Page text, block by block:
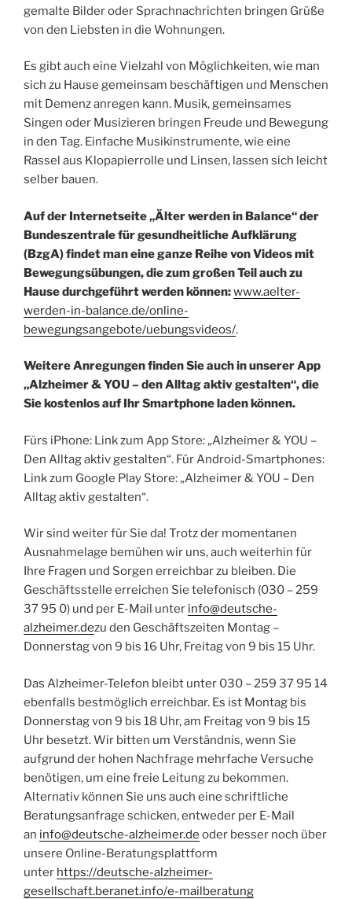
gemalte Bilder oder Sprachnachrichten bringen Grüße
von den Liebsten in die Wohnungen.
Es gibt auch eine Vielzahl von Möglichkeiten, wie man
sich zu Hause gemeinsam beschäftigen und Menschen
mit Demenz anregen kann. Musik, gemeinsames
Singen oder Musizieren bringen Freude und Bewegung
in den Tag. Einfache Musikinstrumente, wie eine
Rassel aus Klopapierrolle und Linsen, lassen sich leicht
selber bauen.
Auf der Internetseite „Älter werden in Balance“ der
Bundeszentrale für gesundheitliche Aufklärung
(BzgA) findet man eine ganze Reihe von Videos mit
Bewegungsübungen, die zum großen Teil auch zu
Hause durchgeführt werden können:www.aelter-
werden-in-balance.de/online-
bewegungsangebote/uebungsvideos/.
Weitere Anregungen finden Sie auch in unserer App
„Alzheimer & YOU – den Alltag aktiv gestalten“, die
Sie kostenlos auf Ihr Smartphone laden können.
Fürs iPhone: Link zum App Store: „Alzheimer & YOU –
Den Alltag aktiv gestalten“. Für Android-Smartphones:
Link zum Google Play Store: „Alzheimer & YOU – Den
Alltag aktiv gestalten“.
Wir sind weiter für Sie da! Trotz der momentanen
Ausnahmelage bemühen wir uns, auch weiterhin für
Ihre Fragen und Sorgen erreichbar zu bleiben. Die
Geschäftsstelle erreichen Sie telefonisch (030 – 259
37 95 0) und per E-Mail unter info@deutsche-
alzheimer.dezu den Geschäftszeiten Montag –
Donnerstag von 9 bis 16 Uhr, Freitag von 9 bis 15 Uhr.
Das Alzheimer-Telefon bleibt unter 030 – 259 37 95 14
ebenfalls bestmöglich erreichbar. Es ist Montag bis
Donnerstag von 9 bis 18 Uhr, am Freitag von 9 bis 15
Uhr besetzt. Wir bitten um Verständnis, wenn Sie
aufgrund der hohen Nachfrage mehrfache Versuche
benötigen, um eine freie Leitung zu bekommen.
Alternativ können Sie uns auch eine schriftliche
Beratungsanfrage schicken, entweder per E-Mail
an info@deutsche-alzheimer.de oder besser noch über
unsere Online-Beratungsplattform
unter https://deutsche-alzheimer-
gesellschaft.beranet.info/e-mailberatung